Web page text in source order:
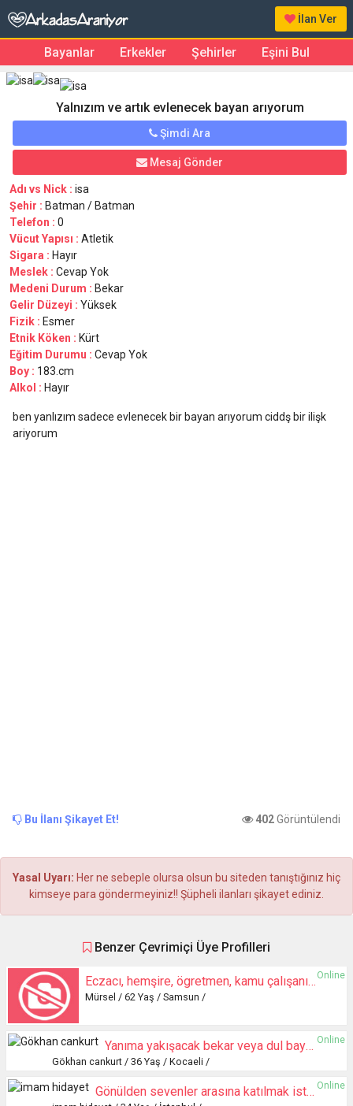
İlan Ver
Bayanlar Erkekler Şehirler Eşini Bul
Yalnızım ve artık evlenecek bayan arıyorum
Şimdi Ara
Mesaj Gönder
Adı vs Nick : isa
Şehir : Batman / Batman
Telefon : 0
Vücut Yapısı : Atletik
Sigara : Hayır
Meslek : Cevap Yok
Medeni Durum : Bekar
Gelir Düzeyi : Yüksek
Fizik : Esmer
Etnik Köken : Kürt
Eğitim Durumu : Cevap Yok
Boy : 183.cm
Alkol : Hayır
ben yanlızım sadece evlenecek bir bayan arıyorum ciddş bir ilişk
ariyorum
Bu İlanı Şikayet Et! 402Görüntülendi
Yasal Uyarı: Her ne sebeple olursa olsun bu siteden tanıştığınız hiç
kimseye para göndermeyiniz!! Şüpheli ilanları şikayet ediniz.
Benzer Çevrimiçi Üye Profilleri
Online
Eczacı, hemşire, ögretmen, kamu çalışanı ile evlenmek istiyorum
Mürsel / 62 Yaş / Samsun /
Online
Yanıma yakışacak bekar veya dul bayan arıyorum
Gökhan cankurt / 36 Yaş / Kocaeli /
Online
Gönülden sevenler arasına katılmak istiyorum